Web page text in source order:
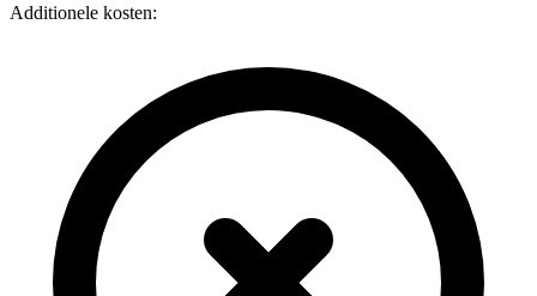
Additionele kosten: